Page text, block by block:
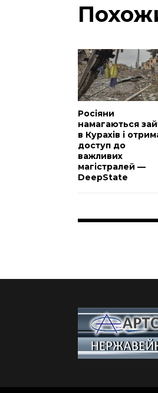
Росіяни
намагаються
в Курахів і
доступ до
важливих
магістралей —
DeepState